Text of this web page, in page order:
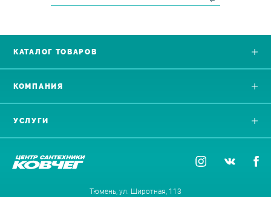
Тюмень, ул. Широтная, 113
КАТАЛОГ ТОВАРОВ
УСЛУГИ
КОМПАНИЯ